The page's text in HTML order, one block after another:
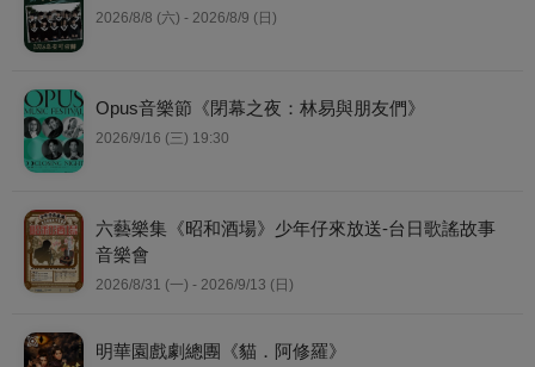
2026/8/8 (六) - 2026/8/9 (日)
Opus音樂節《閉幕之夜：林易與朋友們》
2026/9/16 (三) 19:30
六藝樂集《昭和酒場》少年仔來放送-台日歌謠故事
音樂會
2026/8/31 (一) - 2026/9/13 (日)
明華園戲劇總團《貓．阿修羅》